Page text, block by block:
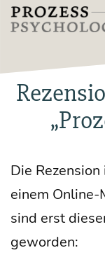
Zum
Inhalt
Die
einem Online-
sind erst
geworden: